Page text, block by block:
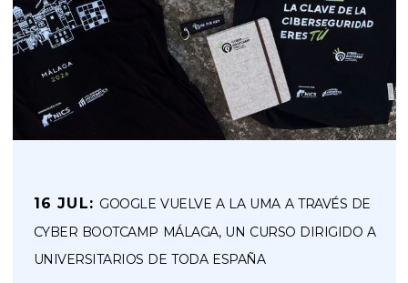
16 JUL: GOOGLE VUELVE A LA UMA A TRAVÉS DE
CYBER BOOTCAMP MÁLAGA, UN CURSO DIRIGIDO A
UNIVERSITARIOS DE TODA ESPAÑA